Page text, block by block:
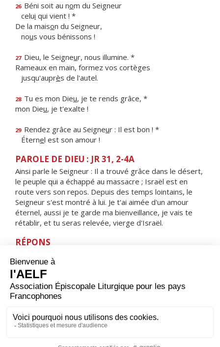
26 Béni soit au nom du Seigneur
celui qui vient ! *
De la maison du Seigneur,
nous vous bénissons !
27 Dieu, le Seigneur, nous illumine. *
Rameaux en main, formez vos cortèges
jusqu'auprès de l'autel.
28 Tu es mon Dieu, je te rends grâce, *
mon Dieu, je t'exalte !
29 Rendez grâce au Seigneur : Il est bon ! *
Éternel est son amour !
PAROLE DE DIEU : JR 31, 2-4A
Ainsi parle le Seigneur : Il a trouvé grâce dans le désert,
le peuple qui a échappé au massacre ; Israël est en
route vers son repos. Depuis des temps lointains, le
Seigneur s'est montré à lui. Je t'ai aimée d'un amour
éternel, aussi je te garde ma bienveillance, je vais te
rétablir, et tu seras relevée, vierge d'Israël.
RÉPONS
aux sources du salut.
ORAISON
Seigneur notre Père, en vénérant le Cœur de ton Fils
pour nous ; fais que nous recevions de cette source
divine une grâce plus abondante.